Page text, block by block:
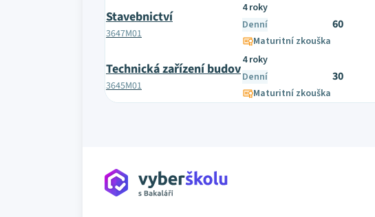
Stavebnictví
3647M01
4 roky
Denní
Maturitní zkouška
60
Technická zařízení budov
3645M01
4 roky
Denní
Maturitní zkouška
30